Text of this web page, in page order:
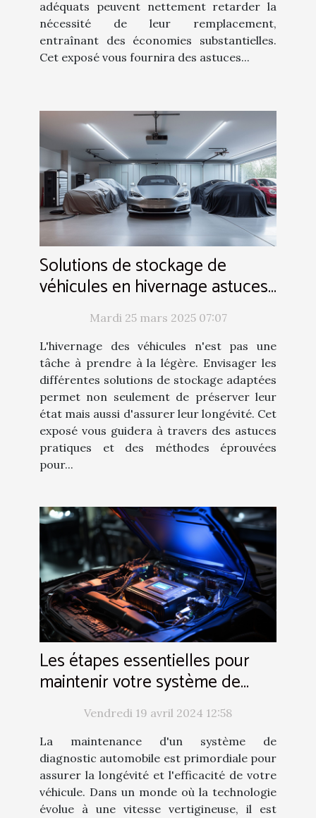
adéquats peuvent nettement retarder la
nécessité de leur remplacement,
entraînant des économies substantielles.
Cet exposé vous fournira des astuces...
Solutions de stockage de
véhicules en hivernage astuces
pour préserver leur état
Mardi 25 mars 2025 07:07
L'hivernage des véhicules n'est pas une
tâche à prendre à la légère. Envisager les
différentes solutions de stockage adaptées
permet non seulement de préserver leur
état mais aussi d'assurer leur longévité. Cet
exposé vous guidera à travers des astuces
pratiques et des méthodes éprouvées
pour...
Les étapes essentielles pour
maintenir votre système de
diagnostic automobile en
parfait état
Vendredi 19 avril 2024 12:58
La maintenance d'un système de
diagnostic automobile est primordiale pour
assurer la longévité et l'efficacité de votre
véhicule. Dans un monde où la technologie
évolue à une vitesse vertigineuse, il est